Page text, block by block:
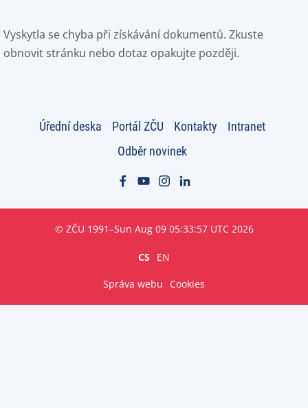
Vyskytla se chyba při získávání dokumentů. Zkuste
obnovit stránku nebo dotaz opakujte později.
Úřední deska Portál ZČU Kontakty
Intranet
Odběr novinek
© ZČU 1991–Sun Aug 09 05:33:57 UTC 2026
CS EN
Správa webu Cookies